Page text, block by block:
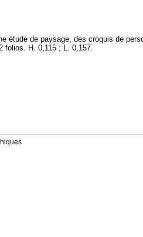
étude de paysage, des croquis de
folios. H. 0,115 ; L. 0,157.